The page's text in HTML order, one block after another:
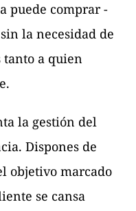
puede comprar -
la necesidad de
tanto a quien
la gestión del
Dispones de
objetivo marcado
se cansa